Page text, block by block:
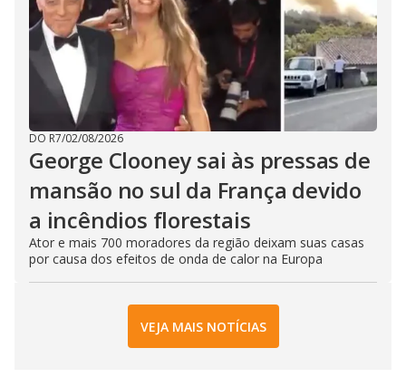
DO R7/02/08/2026
George Clooney sai às pressas de
mansão no sul da França devido
a incêndios florestais
Ator e mais 700 moradores da região deixam suas casas
por causa dos efeitos de onda de calor na Europa
VEJA MAIS NOTÍCIAS